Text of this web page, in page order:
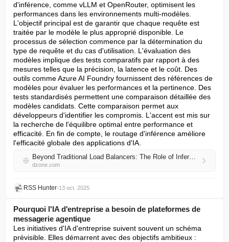
d'inférence, comme vLLM et OpenRouter, optimisent les
performances dans les environnements multi-modèles.
L'objectif principal est de garantir que chaque requête est
traitée par le modèle le plus approprié disponible. Le
processus de sélection commence par la détermination du
type de requête et du cas d'utilisation. L'évaluation des
modèles implique des tests comparatifs par rapport à des
mesures telles que la précision, la latence et le coût. Des
outils comme Azure AI Foundry fournissent des références de
modèles pour évaluer les performances et la pertinence. Des
tests standardisés permettent une comparaison détaillée des
modèles candidats. Cette comparaison permet aux
développeurs d'identifier les compromis. L'accent est mis sur
la recherche de l'équilibre optimal entre performance et
efficacité. En fin de compte, le routage d'inférence améliore
l'efficacité globale des applications d'IA.
Beyond Traditional Load Balancers: The Role of Inference Routers in AI Systems
dzone.com
RSS Hunter•13 oct. 2025
Pourquoi l'IA d'entreprise a besoin de plateformes de
messagerie agentique
Les initiatives d'IA d'entreprise suivent souvent un schéma
prévisible. Elles démarrent avec des objectifs ambitieux :